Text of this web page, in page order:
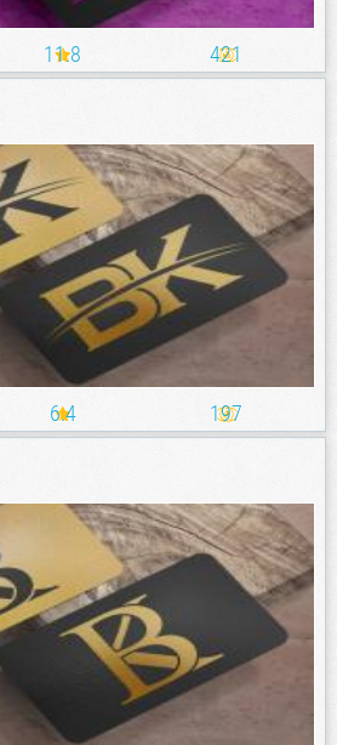
11.8 421
6.4 197